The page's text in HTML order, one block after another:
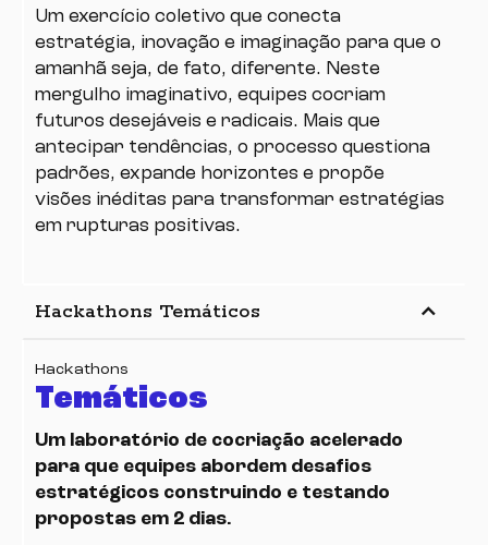
Um exercício coletivo que conecta
estratégia, inovação e imaginação para que o
amanhã seja, de fato, diferente. Neste
mergulho imaginativo, equipes cocriam
futuros desejáveis e radicais. Mais que
antecipar tendências, o processo questiona
padrões, expande horizontes e propõe
visões inéditas para transformar estratégias
em rupturas positivas.
Hackathons Temáticos keyboard_arrow_up
Hackathons
Temáticos
Um laboratório de cocriação acelerado
para que equipes abordem desafios
estratégicos construindo e testando
propostas em 2 dias.